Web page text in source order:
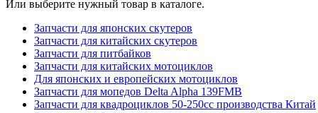
Или выберите нужный товар в каталоге.
Запчасти для японских скутеров
Запчасти для китайских скутеров
Запчасти для питбайков
Запчасти для китайских мотоциклов
Для японских и европейских мотоциклов
Запчасти для мопедов Delta Alpha 139FMB
Запчасти для квадроциклов 50-250сс производства Китай